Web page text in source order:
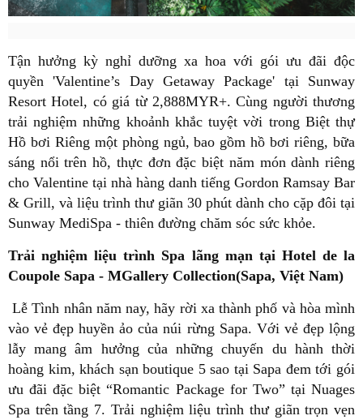
Tận hưởng kỳ nghỉ dưỡng xa hoa với gói ưu đãi độc
quyền 'Valentine’s Day Getaway Package' tại Sunway
Resort Hotel, có giá từ 2,888MYR+. Cùng người thương
trải nghiệm những khoảnh khắc tuyệt vời trong Biệt thự
Hồ bơi Riêng một phòng ngủ, bao gồm hồ bơi riêng, bữa
sáng nổi trên hồ, thực đơn đặc biệt năm món dành riêng
cho Valentine tại nhà hàng danh tiếng Gordon Ramsay Bar
& Grill, và liệu trình thư giãn 30 phút dành cho cặp đôi tại
Sunway MediSpa - thiên đường chăm sóc sức khỏe.
Trải nghiệm liệu trình Spa lãng mạn tại Hotel de la
Coupole Sapa - MGallery Collection(Sapa, Việt Nam)
Lễ Tình nhân năm nay, hãy rời xa thành phố và hòa mình
vào vẻ đẹp huyền ảo của núi rừng Sapa. Với vẻ đẹp lộng
lẫy mang âm hưởng của những chuyến du hành thời
hoàng kim, khách sạn boutique 5 sao tại Sapa đem tới gói
ưu đãi đặc biệt “Romantic Package for Two” tại Nuages
Spa trên tầng 7. Trải nghiệm liệu trình thư giãn trọn vẹn